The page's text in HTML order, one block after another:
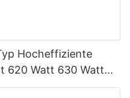
Hocheffiziente
620 Watt 630 Watt
mit Dual